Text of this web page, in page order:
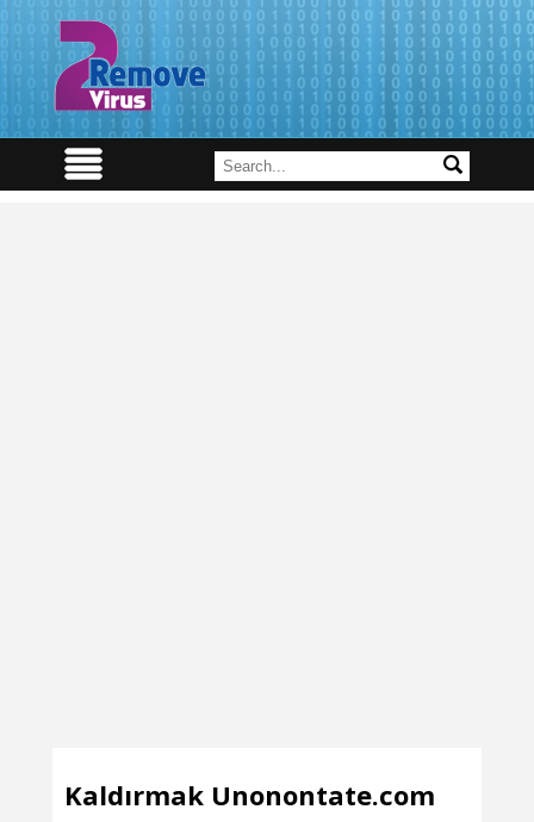
Kaldırmak Unonontate.com